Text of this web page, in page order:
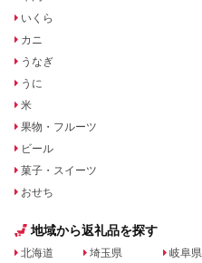
いくら
カニ
うなぎ
うに
米
果物・フルーツ
ビール
菓子・スイーツ
おせち
地域から返礼品を探す
北海道 埼玉県 岐阜県